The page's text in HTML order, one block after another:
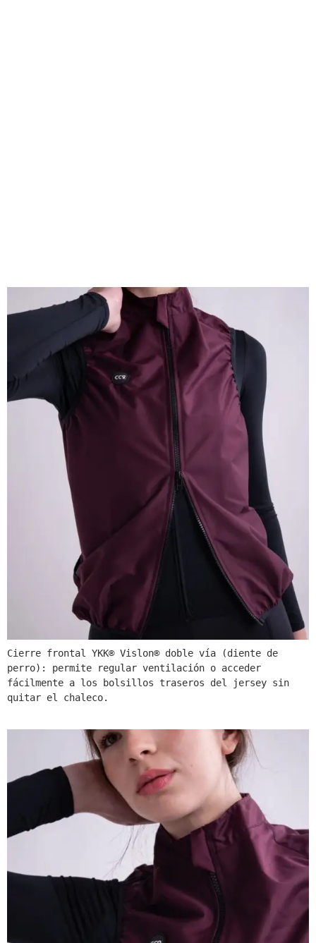
Cierre frontal YKK® Vislon® doble vía (diente de
perro): permite regular ventilación o acceder
fácilmente a los bolsillos traseros del jersey sin
quitar el chaleco.